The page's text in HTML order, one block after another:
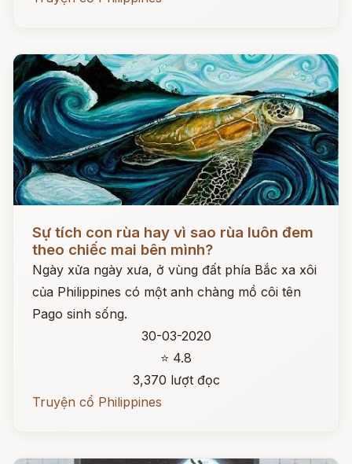
Sự tích con rùa hay vì sao rùa luôn đem
theo chiếc mai bên mình?
Ngày xửa ngày xưa, ở vùng đất phía Bắc xa xôi
của Philippines có một anh chàng mồ côi tên
Pago sinh sống.
30-03-2020
⭐ 4.8
3,370 lượt đọc
Truyện cổ Philippines